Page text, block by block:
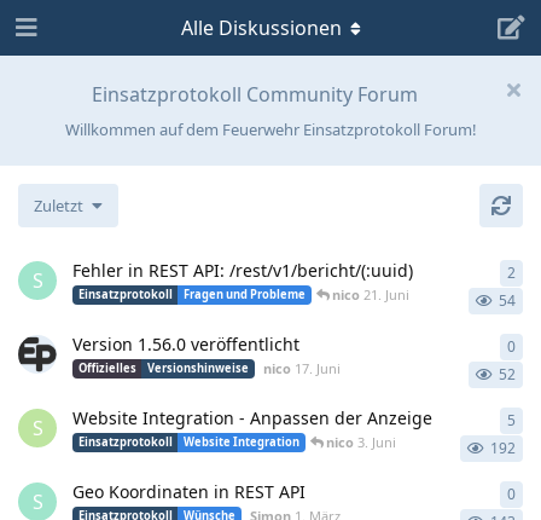
Einsatzprotokoll Community Forum
Willkommen auf dem Feuerwehr Einsatzprotokoll Forum!
Alle Diskussionen
Zuletzt
S Fehler in REST API: /rest/v1/bericht/(:uuid)
Einsatzprotokoll Fragen und Probleme nico 21. Juni 54
2
Version 1.56.0 veröffentlicht
Offizielles Versionshinweise nico 17. Juni 52
0
S Website Integration - Anpassen der Anzeige
Einsatzprotokoll Website Integration nico 3. Juni 192
5
S Geo Koordinaten in REST API
Einsatzprotokoll Wünsche Simon 1. März
0